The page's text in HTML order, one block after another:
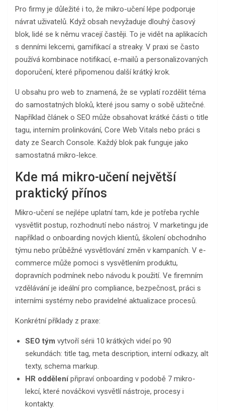
Pro firmy je důležité i to, že mikro-učení lépe podporuje
návrat uživatelů. Když obsah nevyžaduje dlouhý časový
blok, lidé se k němu vracejí častěji. To je vidět na aplikacích
s denními lekcemi, gamifikací a streaky. V praxi se často
používá kombinace notifikací, e-mailů a personalizovaných
doporučení, které připomenou další krátký krok.
U obsahu pro web to znamená, že se vyplatí rozdělit téma
do samostatných bloků, které jsou samy o sobě užitečné.
Například článek o SEO může obsahovat krátké části o title
tagu, interním prolinkování, Core Web Vitals nebo práci s
daty ze Search Console. Každý blok pak funguje jako
samostatná mikro-lekce.
Kde má mikro-učení největší
praktický přínos
Mikro-učení se nejlépe uplatní tam, kde je potřeba rychle
vysvětlit postup, rozhodnutí nebo nástroj. V marketingu jde
například o onboarding nových klientů, školení obchodního
týmu nebo průběžné vysvětlování změn v kampaních. V e-
commerce může pomoci s vysvětlením produktu,
dopravních podmínek nebo návodu k použití. Ve firemním
vzdělávání je ideální pro compliance, bezpečnost, práci s
interními systémy nebo pravidelné aktualizace procesů.
Konkrétní příklady z praxe:
SEO tým vytvoří sérii 10 krátkých videí po 90
sekundách: title tag, meta description, interní odkazy, alt
texty, schema markup.
HR oddělenípřipraví onboarding v podobě 7 mikro-
lekcí, které nováčkovi vysvětlí nástroje, procesy i
kontakty.